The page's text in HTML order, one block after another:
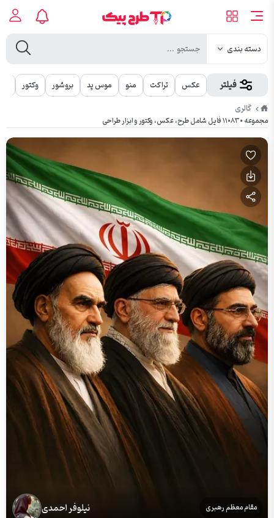
دسته بندی
فیلتر عکس تراکت منو موس پد بروشور وکتور
طرح
پیک
گالری
مجموعه ۱۱۰۸۳۰ فایل شامل طرح، عکس، وکتور و ابزار طراحی
مقام معظم رهبری نیلوفر احمدی